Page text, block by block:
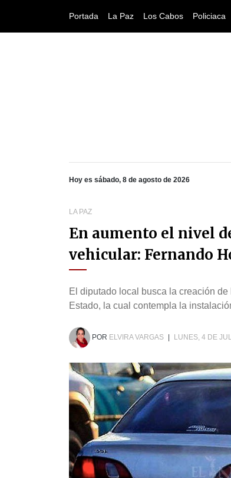
Portada La Paz Los Cabos Policiaca
Hoy es sábado, 8 de agosto de 2026
LA PAZ
En aumento el nivel
vehicular: Fernando
El diputado local busca la creación
Estado, la cual contempla la
POR ELVIRA VARGAS LUNES, 4 DE